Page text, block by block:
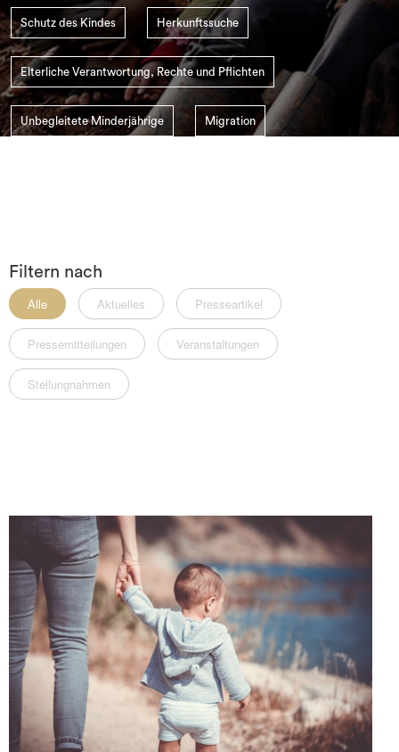
Schutz des Kindes Herkunftssuche
Elterliche Verantwortung, Rechte und Pflichten
Unbegleitete Minderjährige Migration
Filtern nach
Alle Aktuelles Presseartikel
Pressemitteilungen Veranstaltungen
Stellungnahmen